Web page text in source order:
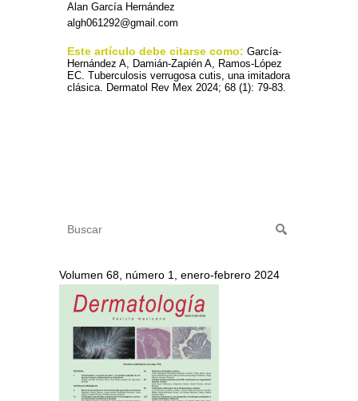
Alan García Hernández
algh061292@gmail.com
Este artículo debe citarse como: García-
Hernández A, Damián-Zapién A, Ramos-López
EC. Tuberculosis verrugosa cutis, una imitadora
clásica. Dermatol Rev Mex 2024; 68 (1): 79-83.
Volumen 68, número 1, enero-febrero 2024